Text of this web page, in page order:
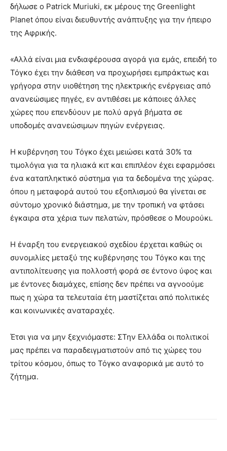
δήλωσε ο Patrick Muriuki, εκ μέρους της Greenlight
Planet όπου είναι διευθυντής ανάπτυξης για την ήπειρο
της Αφρικής.
«Αλλά είναι μια ενδιαφέρουσα αγορά για εμάς, επειδή το
Τόγκο έχει την διάθεση να προχωρήσει εμπράκτως και
γρήγορα στην υιοθέτηση της ηλεκτρικής ενέργειας από
ανανεώσιμες πηγές, εν αντιθέσει με κάποιες άλλες
χώρες που επενδύουν με πολύ αργά βήματα σε
υποδομές ανανεώσιμων πηγών ενέργειας.
Η κυβέρνηση του Τόγκο έχει μειώσει κατά 30% τα
τιμολόγια για τα ηλιακά κιτ και επιπλέον έχει εφαρμόσει
ένα καταπληκτικό σύστημα για τα δεδομένα της χώρας.
όπου η μεταφορά αυτού του εξοπλισμού θα γίνεται σε
σύντομο χρονικό διάστημα, με την τροπική να φτάσει
έγκαιρα στα χέρια των πελατών, πρόσθεσε ο Μουρούκι.
Η έναρξη του ενεργειακού σχεδίου έρχεται καθώς οι
συνομιλίες μεταξύ της κυβέρνησης του Τόγκο και της
αντιπολίτευσης για πολλοστή φορά σε έντονο ύφος και
με έντονες διαμάχες, επίσης δεν πρέπει να αγνοούμε
πως η χώρα τα τελευταία έτη μαστίζεται από πολιτικές
και κοινωνικές αναταραχές.
Έτσι για να μην ξεχνιόμαστε: ΣΤην Ελλάδα οι πολιτικοί
μας πρέπει να παραδειγματιστούν από τις χώρες του
τρίτου κόσμου, όπως το Τόγκο αναφορικά με αυτό το
ζήτημα.